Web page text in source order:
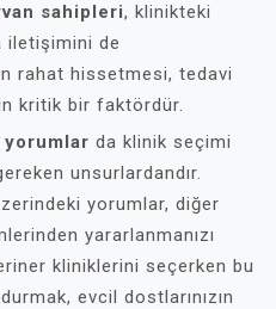
sahipleri, klinikteki
iletişimini de
rahat hissetmesi, tedavi
kritik bir faktördür.
yorumlar da klinik seçimi
unsurlardandır.
yorumlar, diğer
yararlanmanızı
kliniklerini seçerken bu
evcil dostlarınızın